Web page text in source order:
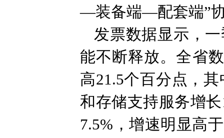
—装备端—配套端”
发票数据显示，
能不断释放。全省
高21.5个百分点，
和存储支持服务增
7.5%，增速明显高